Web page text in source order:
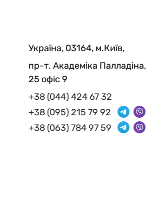
Україна, 03164, м.Київ,
пр-т. Академіка Палладіна,
25 офіс 9
+38 (044) 424 67 32
+38 (095) 215 79 92
+38 (063) 784 97 59